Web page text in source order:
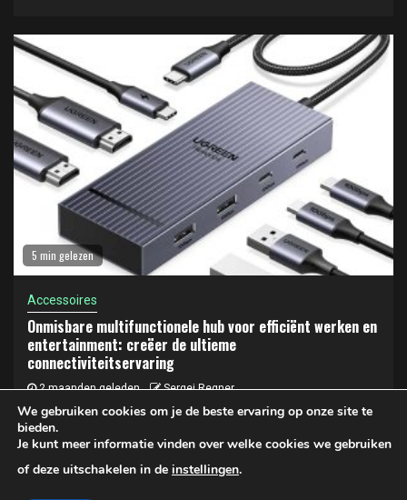
5 min gelezen
Accessoires
Onmisbare multifunctionele hub voor efficiënt werken en
entertainment: creëer de ultieme
connectiviteitservaring
2 maanden geleden Sergej Regner
Privacy- en cookiebeleid
We gebruiken cookies om je de beste ervaring op onze site te
bieden.
Je kunt meer informatie vinden over welke cookies we gebruiken
of deze uitschakelen in de instellingen.